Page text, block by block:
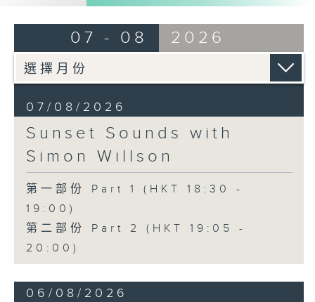
07 - 08 2026
07/08/2026
Sunset Sounds with
Simon Willson
第一部份 Part 1 (HKT 18:30 -
19:00)
第二部份 Part 2 (HKT 19:05 -
20:00)
06/08/2026